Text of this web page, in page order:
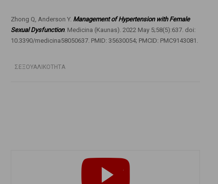
Zhong Q, Anderson Y. Management of Hypertension with Female
Sexual Dysfunction. Medicina (Kaunas). 2022 May 5;58(5):637. doi:
10.3390/medicina58050637. PMID: 35630054; PMCID: PMC9143081.
ΣΕΞΟΥΑΛΙΚΟΤΗΤΑ